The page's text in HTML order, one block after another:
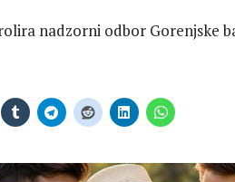
nadzorni odbor Gorenjske